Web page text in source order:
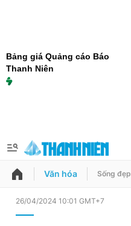
Bảng giá Quảng cáo Báo
Thanh Niên
QUẢNG CÁO
Văn hóa Sống đẹp
26/04/2024 10:01 GMT+7